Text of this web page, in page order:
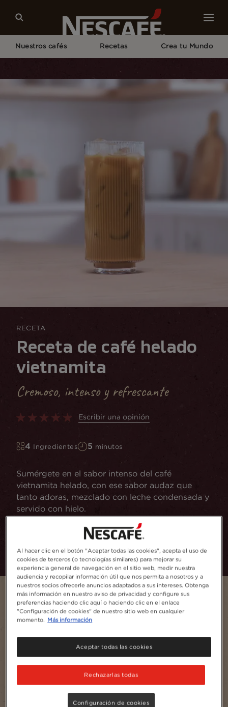
Nuestros cafés Recetas Crea tu Mundo
Receta de Café Helado Vietnamita
RECETA
Receta de café helado
vietnamita
Cremoso, intenso y refrescante
Escribir una opinión
4 Ingredientes 5 minutos
Sumérgete en el sabor intenso del café
vietnamita helado, con ese sabor audaz que
tanto adoras, mezclado con leche condensada y
servido con hielo.
Añadir a favoritos
Porciones1
Al hacer clic en el botón "Aceptar todas las cookies", acepta el uso de
cookies de terceros (o tecnologías similares) para mejorar su
experiencia general de navegación en el sitio web, medir nuestra
audiencia y recopilar información útil que nos permita a nosotros y a
nuestros socios ofrecerle anuncios adaptados a sus intereses. Obtenga
más información en nuestro aviso de privacidad y configure sus
preferencias haciendo clic aquí o haciendo clic en el enlace
"Configuración de cookies" de nuestro sitio web en cualquier
momento. Más información
Rechazarlas todas
Aceptar todas las cookies
Configuración de cookies